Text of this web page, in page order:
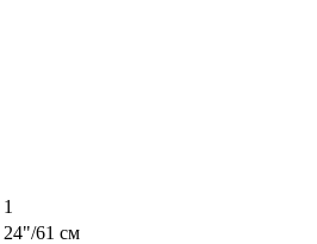
1
24"/61 см